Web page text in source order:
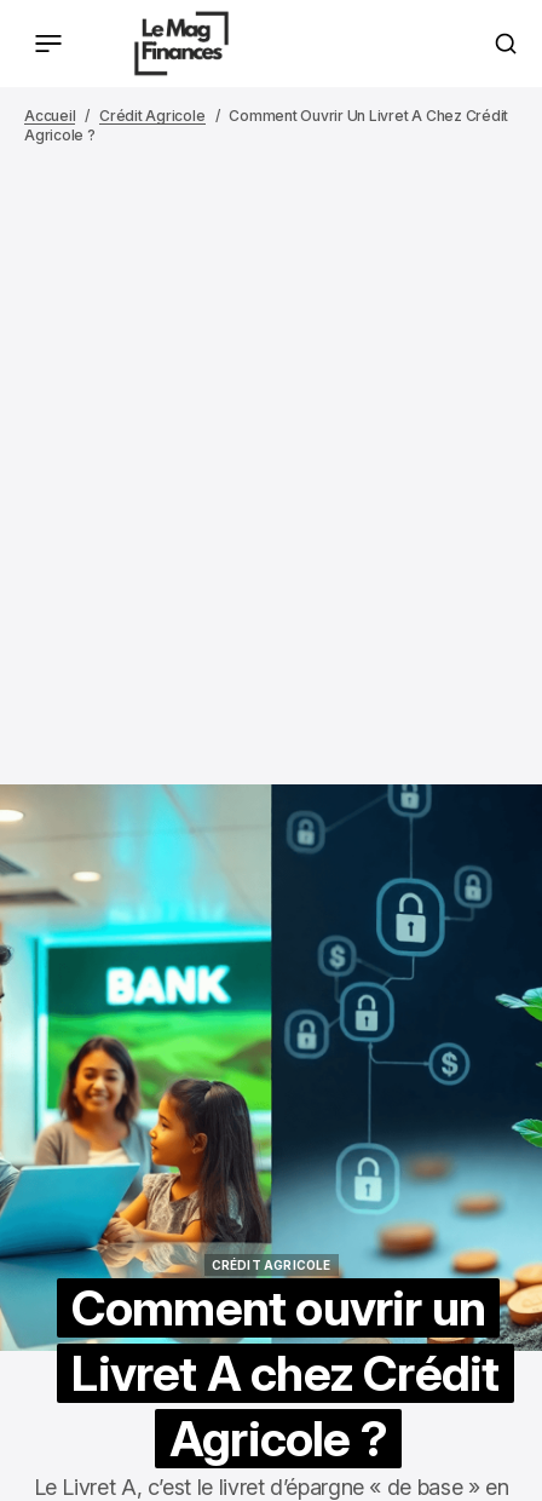
Accueil Crédit Agricole
Comment Ouvrir Un Livret A Chez Crédit
Agricole ?
CRÉDIT AGRICOLE
Comment ouvrir un
Livret A chez Crédit
Agricole ?
Le Livret A, c’est le livret d’épargne « de base » en